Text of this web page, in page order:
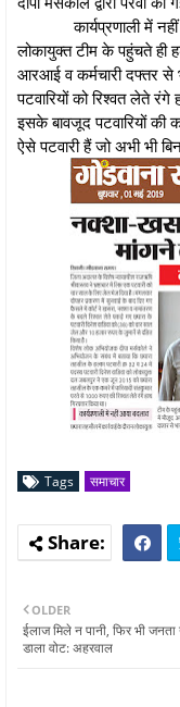
कार्यप्रणाली में नहीं
लोकायुक्त टीम के पहुंचते ही
आरआई व कर्मचारी दफ्तर
पटवारियों को रिश्वत लेते
इसके बावजूद पटवारियों की
ऐसे पटवारी हैं जो अभी भी
Tags समाचार
OLDER
ईलाज मिले न पानी, फिर भी
डाला वोट: अहरवाल